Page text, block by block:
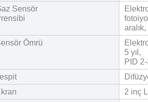
Sensör
Ömrü
5 yıl,
PID 2-
2 inç